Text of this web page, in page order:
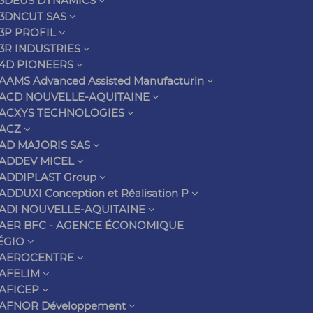
SAS
PROFIL
INDUSTRIES
PIONEERS
Advanced Assisted Manufacturin
NOUVELLE-AQUITAINE
TECHNOLOGIES
MAJORIS SAS
MICEL
Group
Conception et Réalisation P
NOUVELLE-AQUITAINE
BFC - AGENCE ÉCONOMIQUE
Développement